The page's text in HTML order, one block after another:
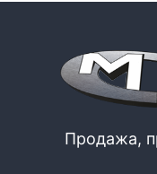
Продажа,